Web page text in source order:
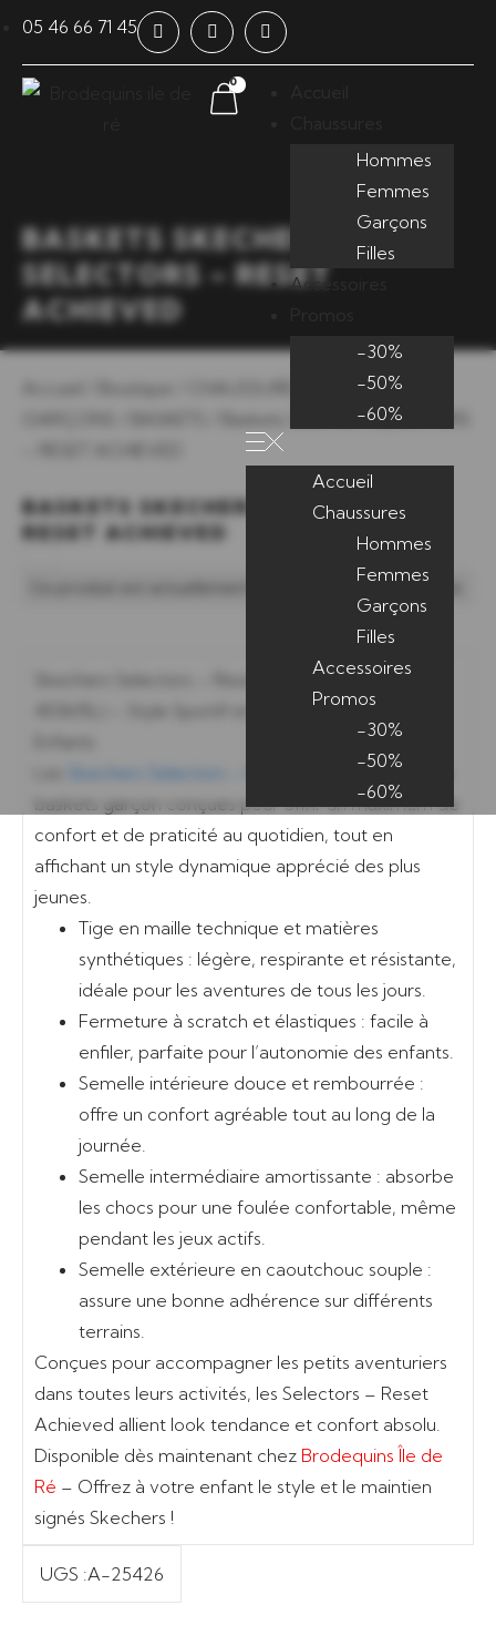
05 46 66 71 45
0
Hommes
Femmes
Garçons
Filles
Accessoires
-30%
-50%
-60%
Accueil
Chaussures
Hommes
Femmes
Garçons
Filles
Accessoires
Promos
-30%
-50%
-60%
BASKETS SKECHERS
SELECTORS – RESET
ACHIEVED
CHAUSSURES
/ Baskets Skechers SELECTORS
BASKETS SKECHERS SELECTORS –
RESET ACHIEVED
Ce produit est actuellement en rupture et indisponible.
Skechers Selectors – Reset Achieved (Réf.
403615L) – Style Sportif et Facilité Totale pour les
Skechers Selectors – Reset Achievedsont des
baskets garçon conçues pour offrir un maximum de
confort et de praticité au quotidien, tout en
affichant un style dynamique apprécié des plus
jeunes.
Tige en maille technique et matières
synthétiques : légère, respirante et résistante,
idéale pour les aventures de tous les jours.
Fermeture à scratch et élastiques : facile à
enfiler, parfaite pour l’autonomie des enfants.
Semelle intérieure douce et rembourrée :
offre un confort agréable tout au long de la
journée.
Semelle intermédiaire amortissante : absorbe
les chocs pour une foulée confortable, même
pendant les jeux actifs.
Semelle extérieure en caoutchouc souple :
assure une bonne adhérence sur différents
terrains.
Conçues pour accompagner les petits aventuriers
dans toutes leurs activités, les Selectors – Reset
Achieved allient look tendance et confort absolu.
Disponible dès maintenant chez Brodequins Île de
Ré – Offrez à votre enfant le style et le maintien
signés Skechers !
UGS :A-25426
Ajouter au panier
Panneau de gestion des cookies